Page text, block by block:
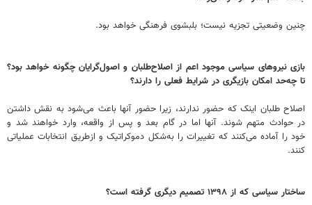
چنین وضعیتی تجزیه نیست؛ بلبشوی فرهنگی خواهد بود.
بازی نیروهای سیاسی موجود اعم از اصلاح‌طلبان و اصول‌گرایان چگونه خواهد بود؟
تا چه‌حد امکان بازیگری در شرایط فعلی را دارند؟
اصلاح طلبان اینک که حضور ندارند، زیرا حضور آنها باعث می‌شود به نقش داشتن
در حوادث متهم شوند. آنها اما در گام بعد و پس از واقعه، وارد خواهند شد و
خود را آماده می‌کنند که تغییرات را به‌شکل دموکراتیک و ازطریق انتخابات عملیاتی
کنند.
ساختار سیاسی‌ که از ۱۳۹۸ تصمیم دیگری گرفته است؟